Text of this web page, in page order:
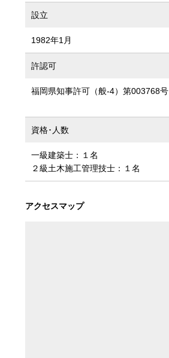
設立
1982年1月
許認可
福岡県知事許可（般-4）第003768号
資格･人数
一級建築士：１名
２級土木施工管理技士：１名
アクセスマップ